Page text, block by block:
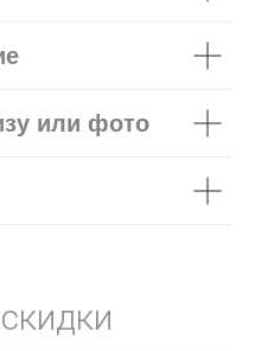
или фото